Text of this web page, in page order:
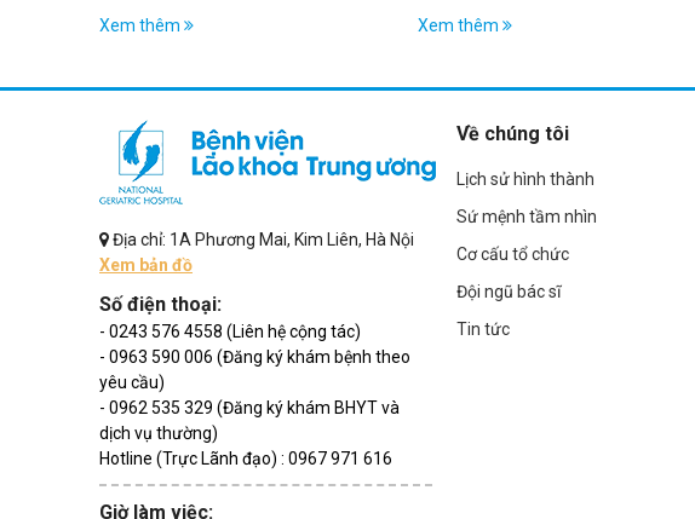
Xem thêm
KHOA TW
Xem thêm
Địa chỉ: 1A Phương Mai, Kim Liên, Hà Nội
Xem bản đồ
Số điện thoại:
- 0243 576 4558 (Liên hệ cộng tác)
- 0963 590 006 (Đăng ký khám bệnh theo
yêu cầu)
- 0962 535 329 (Đăng ký khám BHYT và
dịch vụ thường)
Hotline (Trực Lãnh đạo) : 0967 971 616
Giờ làm việc:
Về chúng tôi
Lịch sử hình thành
Sứ mệnh tầm nhìn
Cơ cấu tổ chức
Đội ngũ bác sĩ
Tin tức